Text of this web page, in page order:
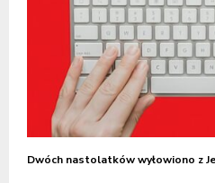
Dwóch nastolatków wyłowiono z